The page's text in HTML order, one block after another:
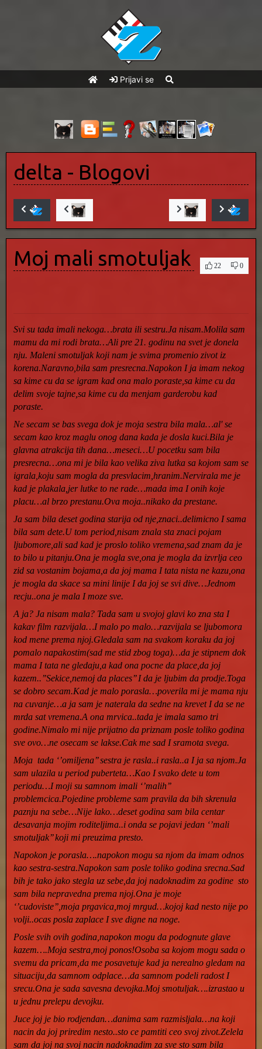
Prijavi se
delta - Blogovi
Moj mali smotuljak 22 0
Svi su tada imali nekoga…brata ili sestru.Ja nisam.Molila sam
mamu da mi rodi brata…Ali pre 21. godinu na svet je donela
nju. Maleni smotuljak koji nam je svima promenio zivot iz
korena.Naravno,bila sam presrecna.Napokon I ja imam nekog
sa kime cu da se igram kad ona malo poraste,sa kime cu da
delim svoje tajne,sa kime cu da menjam garderobu kad
poraste.
Ne secam se bas svega dok je moja sestra bila mala…al' se
secam kao kroz maglu onog dana kada je dosla kuci.Bila je
glavna atrakcija tih dana…meseci…U pocetku sam bila
presrecna…ona mi je bila kao velika ziva lutka sa kojom sam se
igrala,koju sam mogla da presvlacim,hranim.Nervirala me je
kad je plakala,jer lutke to ne rade…mada ima I onih koje
placu…al brzo prestanu.Ova moja..nikako da prestane.
Ja sam bila deset godina starija od nje,znaci..delimicno I sama
bila sam dete.U tom period,nisam znala sta znaci pojam
ljubomore,ali sad kad je proslo toliko vremena,sad znam da je
to bilo u pitanju.Ona je mogla sve,ona je mogla da izvrlja ceo
zid sa vostanim bojama,a da joj mama I tata nista ne kazu,ona
je mogla da skace sa mini linije I da joj se svi dive…Jednom
recju..ona je mala I moze sve.
A ja? Ja nisam mala? Tada sam u svojoj glavi ko zna sta I
kakav film razvijala…I malo po malo…razvijala se ljubomora
kod mene prema njoj.Gledala sam na svakom koraku da joj
pomalo napakostim(sad me stid zbog toga)…da je stipnem dok
mama I tata ne gledaju,a kad ona pocne da place,da joj
kazem..’’Sekice,nemoj da places’’ I da je ljubim da prodje.Toga
se dobro secam.Kad je malo porasla…poverila mi je mama nju
na cuvanje…a ja sam je naterala da sedne na krevet I da se ne
mrda sat vremena.A ona mrvica..tada je imala samo tri
godine.Nimalo mi nije prijatno da priznam posle toliko godina
sve ovo…ne osecam se lakse.Cak me sad I sramota svega.
Moja tada ‘’omiljena’’ sestra je rasla..i rasla..a I ja sa njom.Ja
sam ulazila u period puberteta…Kao I svako dete u tom
periodu…I moji su samnom imali ‘’malih’’
problemcica.Pojedine probleme sam pravila da bih skrenula
paznju na sebe…Nije lako…deset godina sam bila centar
desavanja mojim roditeljima..i onda se pojavi jedan ‘’mali
smotuljak’’ koji mi preuzima presto.
Napokon je porasla….napokon mogu sa njom da imam odnos
kao sestra-sestra.Napokon sam posle toliko godina srecna.Sad
bih je tako jako stegla uz sebe,da joj nadoknadim za godine sto
sam bila nepravedna prema njoj.Ona je moje
‘’cudoviste’’,moja prgavica,moj mrgud…kojoj kad nesto nije po
volji..ocas posla zaplace I sve digne na noge.
Posle svih ovih godina,napokon mogu da podognute glave
kazem….Moja sestra,moj ponos!Osoba sa kojom mogu sada o
svemu da pricam,da me posavetuje kad ja nerealno gledam na
situaciju,da samnom odplace…da samnom podeli radost I
srecu.Ona je sada savesna devojka.Moj smotuljak….izrastao u
u jednu prelepu devojku.
Juce joj je bio rodjendan…danima sam razmisljala…na koji
nacin da joj priredim nesto..sto ce pamtiti ceo svoj zivot.Zelela
sam da joj na svoj nacin nadoknadim za sve sto sam bila